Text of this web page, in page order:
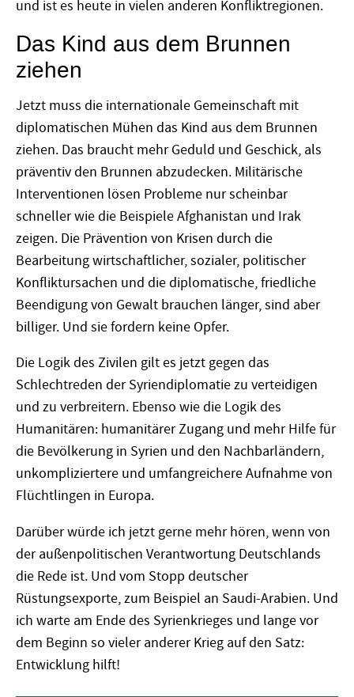
und ist es heute in vielen anderen Konfliktregionen.
Das Kind aus dem Brunnen
ziehen
Jetzt muss die internationale Gemeinschaft mit
diplomatischen Mühen das Kind aus dem Brunnen
ziehen. Das braucht mehr Geduld und Geschick, als
präventiv den Brunnen abzudecken. Militärische
Interventionen lösen Probleme nur scheinbar
schneller wie die Beispiele Afghanistan und Irak
zeigen. Die Prävention von Krisen durch die
Bearbeitung wirtschaftlicher, sozialer, politischer
Konfliktursachen und die diplomatische, friedliche
Beendigung von Gewalt brauchen länger, sind aber
billiger. Und sie fordern keine Opfer.
Die Logik des Zivilen gilt es jetzt gegen das
Schlechtreden der Syriendiplomatie zu verteidigen
und zu verbreitern. Ebenso wie die Logik des
Humanitären: humanitärer Zugang und mehr Hilfe für
die Bevölkerung in Syrien und den Nachbarländern,
unkompliziertere und umfangreichere Aufnahme von
Flüchtlingen in Europa.
Darüber würde ich jetzt gerne mehr hören, wenn von
der außenpolitischen Verantwortung Deutschlands
die Rede ist. Und vom Stopp deutscher
Rüstungsexporte, zum Beispiel an Saudi-Arabien. Und
ich warte am Ende des Syrienkrieges und lange vor
dem Beginn so vieler anderer Krieg auf den Satz:
Entwicklung hilft!